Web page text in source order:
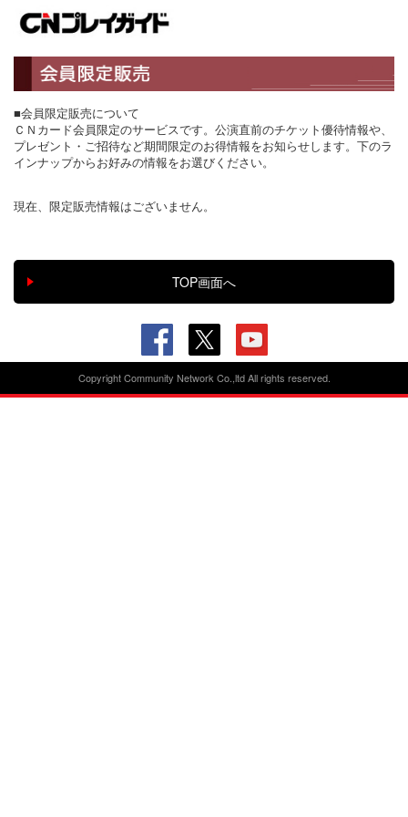
■会員限定販売について
ＣＮカード会員限定のサービスです。公演直前のチケット優待情報や、
プレゼント・ご招待など期間限定のお得情報をお知らせします。下のラ
インナップからお好みの情報をお選びください。
現在、限定販売情報はございません。
Copyright Community Network Co.,ltd All rights reserved.